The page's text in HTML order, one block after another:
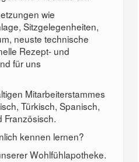
wie
Sitzgelegenheiten,
neuste technische
Rezept- und
für uns
Mitarbeiterstammes
Türkisch, Spanisch,
Französisch.
kennen lernen?
Wohlfühlapotheke.